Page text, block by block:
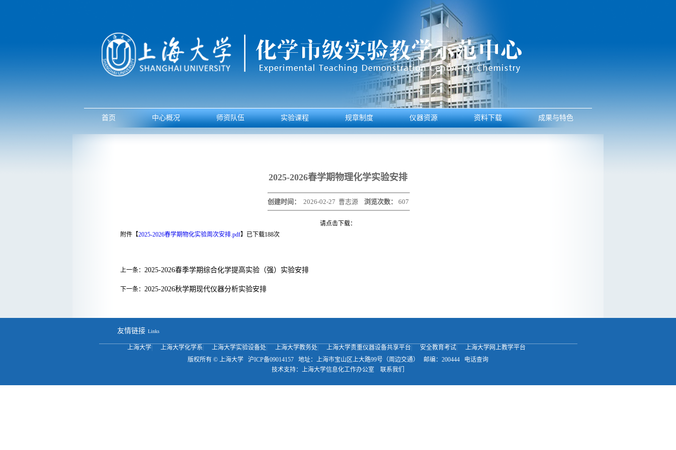
首页 中心概况 师资队伍 实验课程 规章制度 仪器资源 资料下载 成果与特色
2025-2026春学期物理化学实验安排
创建时间： 2026-02-27 曹志源 浏览次数： 607
请点击下载：
附件【2025-2026春学期物化实验周次安排.pdf】已下载188次
上一条： 2025-2026春季学期综合化学提高实验（强）实验安排
下一条： 2025-2026秋学期现代仪器分析实验安排
友情链接 Links
上海大学| 上海大学化学系 上海大学实验设备处 上海大学教务处 上海大学贵重仪器设备共享平台 安全教育考试|
上海大学网上教学平台
版权所有 © 上海大学 沪ICP备09014157 地址：上海市宝山区上大路99号（周边交通） 邮编：200444
电话查询
技术支持： 上海大学信息化工作办公室 联系我们